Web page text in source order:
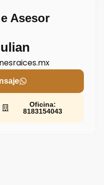
Asesor
Oficina:
8183154043